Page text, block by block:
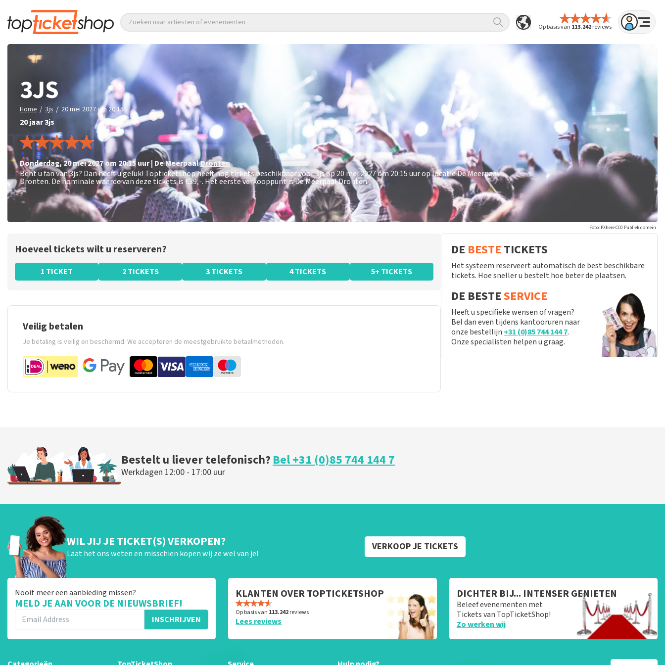
Op basis van 113.242reviews
Zoeken naar artiesten of evenementen
3JS
Home / 3js / 20 mei 2027 om 20:15
20 jaar 3js
donderdag,20 mei 2027 om 20:15uur| De MeerpaalDronten
Bent u fan van 3js? Dan heeft u geluk! Topticketshop heeft nog tickets beschikbaar voor 3js op 20 mei 2027 om 20:15 uur op locatie De Meerpaal
Dronten. De nominale waarde van deze tickets is€39,-. Het eerste verkooppunt is De Meerpaal Dronten.
Foto: PXhere CC0 Publiek domein
Hoeveel tickets wilt u reserveren?
1 TICKET 2 TICKETS 3 TICKETS 4 TICKETS 5+ TICKETS
Veilig betalen
Je betaling is veilig en beschermd. We accepteren de meestgebruikte betaalmethoden.
DE BESTE TICKETS
Het systeem reserveert automatisch de best beschikbare
tickets. Hoe sneller u bestelt hoe beter de plaatsen.
DE BESTESERVICE
Heeft u specifieke wensen of vragen?
Bel dan even tijdens kantooruren naar
onze bestellijn +31 (0)85 744 144 7.
Onze specialisten helpen u graag.
Bestelt u liever telefonisch?Bel +31 (0)85 744 144 7
Werkdagen 12:00 - 17:00 uur
WIL JIJ JE TICKET(S) VERKOPEN?
Laat het ons weten en misschien kopen wij ze wel van je!
VERKOOP JE TICKETS
Nooit meer een aanbieding missen?
MELD JE AAN VOOR DE NIEUWSBRIEF!
INSCHRIJVEN
KLANTEN OVER TOPTICKETSHOP
Op basis van 113.242reviews
Lees reviews
DICHTER BIJ... INTENSER GENIETEN
Beleef evenementen met
Tickets van TopTicketShop!
Zo werken wij